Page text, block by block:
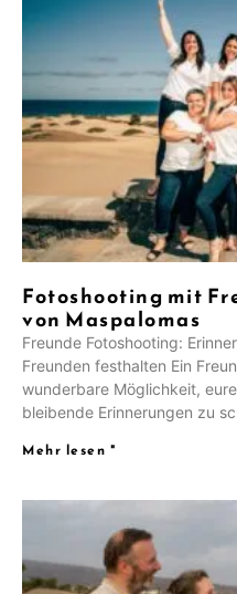
Fotoshooting mit
von Maspalomas
Freunde Fotoshooting:
Freunden festhalten Ein
wunderbare Möglichkeit,
bleibende Erinnerungen zu
Mehr lesen "